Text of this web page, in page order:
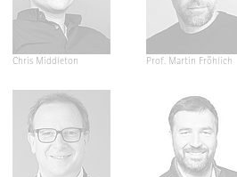
Chris Middleton Prof. Martin Fröhlich